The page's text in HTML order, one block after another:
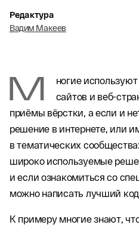
Редактура
Вадим Макеев
М
ногие
сайтов и веб-
приёмы вёрстки, а если и
решение в интернете, или
в тематических
широко используемые
и если ознакомиться со
можно написать лучший код.
К примеру многие знают,